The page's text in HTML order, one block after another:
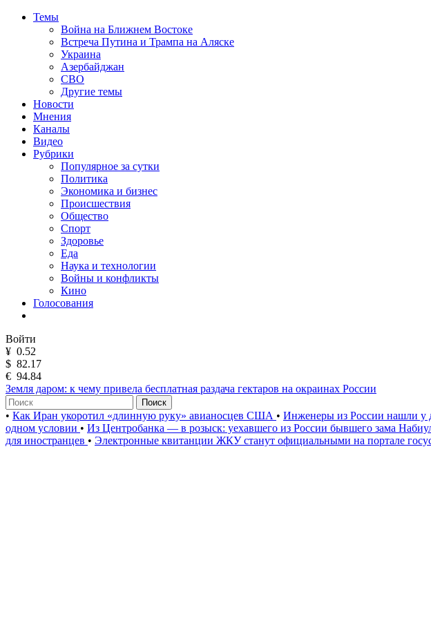
Темы
Война на Ближнем Востоке
Встреча Путина и Трампа на Аляске
Украина
Азербайджан
СВО
Другие темы
Новости
Мнения
Каналы
Видео
Рубрики
Популярное за сутки
Политика
Экономика и бизнес
Происшествия
Общество
Спорт
Здоровье
Еда
Наука и технологии
Войны и конфликты
Кино
Голосования
Войти
¥ 0.52
$ 82.17
€ 94.84
Земля даром: к чему привела бесплатная раздача гектаров на окраинах России
Поиск
• Как Иран укоротил «длинную руку» авианосцев США • Инженеры из России нашли у
одном условии • Из Центробанка — в розыск: уехавшего из России бывшего зама
для иностранцев • Электронные квитанции ЖКУ станут официальными на портале